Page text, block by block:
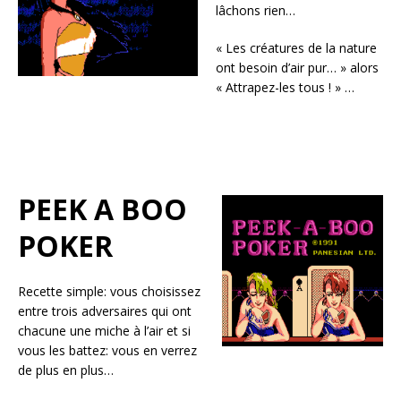
lâchons rien…
« Les créatures de la nature
ont besoin d’air pur… » alors
« Attrapez-les tous ! » …
PEEK A BOO
POKER
Recette simple: vous choisissez
entre trois adversaires qui ont
chacune une miche à l’air et si
vous les battez: vous en verrez
de plus en plus…